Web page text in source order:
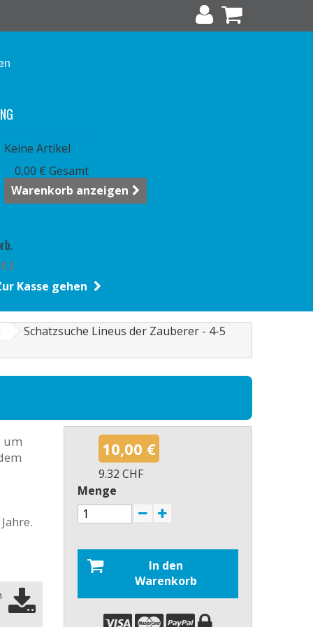
Keine Artikel
0,00 € Gesamt
Warenkorb anzeigen
Kasse gehen
Schatzsuche Lineus der Zauberer - 4-5
um
10,00 €
9.32 CHF
Menge
In den
Warenkorb